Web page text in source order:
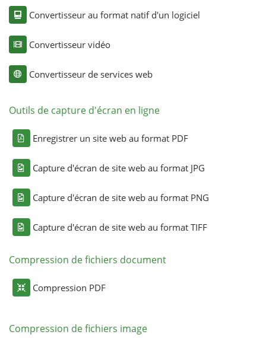
Convertisseur au format natif d'un logiciel
Convertisseur vidéo
Convertisseur de services web
Outils de capture d'écran en ligne
Enregistrer un site web au format PDF
Capture d'écran de site web au format JPG
Capture d'écran de site web au format PNG
Capture d'écran de site web au format TIFF
Compression de fichiers document
Compression PDF
Compression de fichiers image